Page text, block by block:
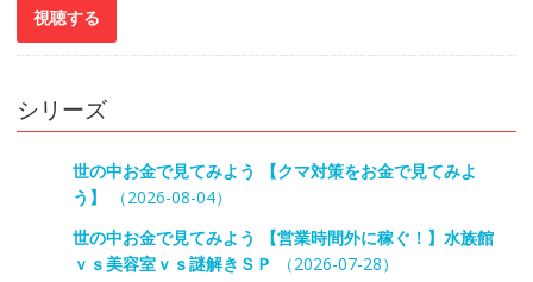
シリーズ
世の中お金で見てみよう 【クマ対策をお金で見てみよ
う】
（2026-08-04）
世の中お金で見てみよう 【営業時間外に稼ぐ！】水族館
ｖｓ美容室ｖｓ謎解きＳＰ
（2026-07-28）